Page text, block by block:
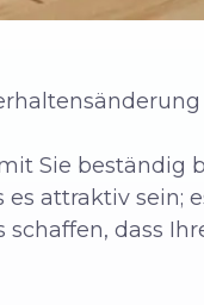
Sie
attraktiv sein;
schaffen, dass